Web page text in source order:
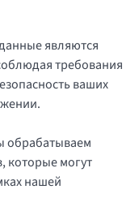
являются
требования
ваших
обрабатываем
которые могут
нашей